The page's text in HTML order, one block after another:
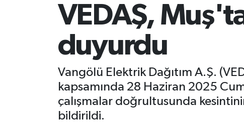
VEDAŞ,
duyurdu
Vangölü Elektrik Dağıtım A.Ş.
kapsamında 28 Haziran 2025
çalışmalar doğrultusunda
bildirildi.
Gündem
Uşak Namaz Vakitleri
Uşak Trafik Yoğunluk Haritası
TFF 2.Lig Kırmızı Grup Puan Durumu ve Fikstür
Tüm Manşetler
Son Dakika Haberleri